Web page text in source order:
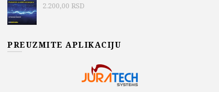
2.200,00 RSD
PREUZMITE APLIKACIJU